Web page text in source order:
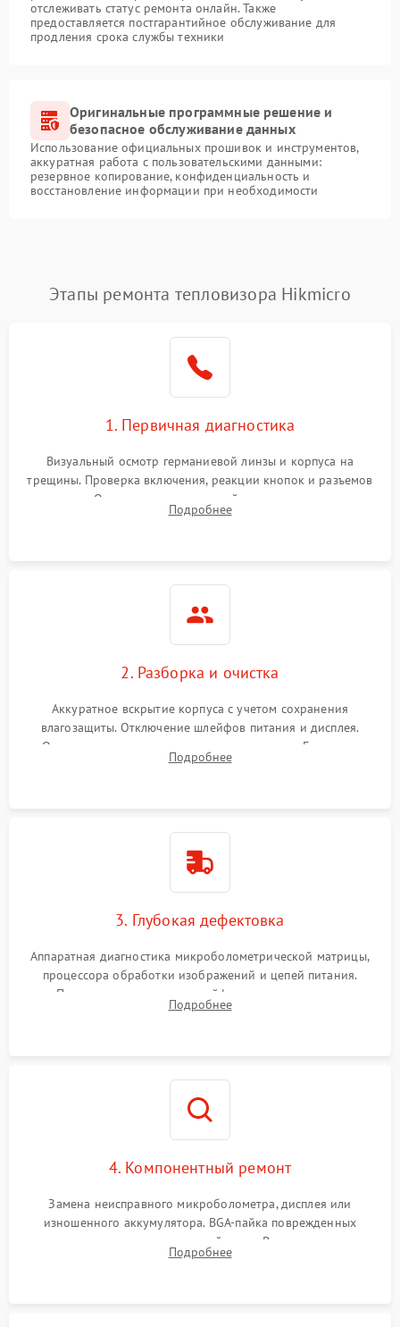
отслеживать статус ремонта онлайн. Также
предоставляется постгарантийное обслуживание для
продления срока службы техники
Оригинальные программные решение и
безопасное обслуживание данных
Использование официальных прошивок и инструментов,
аккуратная работа с пользовательскими данными:
резервное копирование, конфиденциальность и
восстановление информации при необходимости
Этапы ремонта тепловизора Hikmicro
1. Первичная диагностика
Визуальный осмотр германиевой линзы и корпуса на
трещины. Проверка включения, реакции кнопок и разъемов
зарядки. Оценка вывода тепловой сигнатуры на экран,
проверка базовых функций и считывание системных
Подробнее
2. Разборка и очистка
Аккуратное вскрытие корпуса с учетом сохранения
влагозащиты. Отключение шлейфов питания и дисплея.
Очистка внутренних плат от окислов и пыли. Бережная
обработка германиевого объектива специализированными
Подробнее
3. Глубокая дефектовка
Аппаратная диагностика микроболометрической матрицы,
процессора обработки изображений и цепей питания.
Проверка целостности шлейфов, модуля памяти и
интерфейсов связи. Выявление сгоревших SMD-компонентов
Подробнее
4. Компонентный ремонт
Замена неисправного микроболометра, дисплея или
изношенного аккумулятора. BGA-пайка поврежденных
контроллеров на материнской плате. Восстановление
разъемов и кнопок, замена поврежденных элементов
Подробнее